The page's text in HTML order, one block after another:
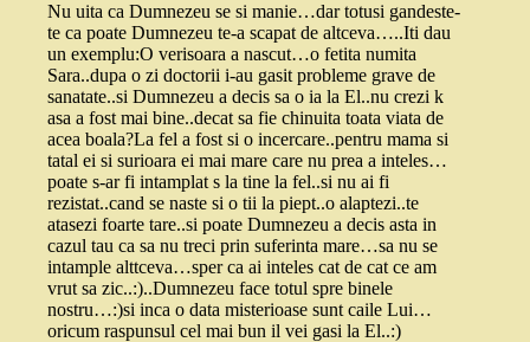
Nu uita ca Dumnezeu se si manie…dar totusi gandeste-
te ca poate Dumnezeu te-a scapat de altceva…..Iti dau
un exemplu:O verisoara a nascut…o fetita numita
Sara..dupa o zi doctorii i-au gasit probleme grave de
sanatate..si Dumnezeu a decis sa o ia la El..nu crezi k
asa a fost mai bine..decat sa fie chinuita toata viata de
acea boala?La fel a fost si o incercare..pentru mama si
tatal ei si surioara ei mai mare care nu prea a inteles…
poate s-ar fi intamplat s la tine la fel..si nu ai fi
rezistat..cand se naste si o tii la piept..o alaptezi..te
atasezi foarte tare..si poate Dumnezeu a decis asta in
cazul tau ca sa nu treci prin suferinta mare…sa nu se
intample alttceva…sper ca ai inteles cat de cat ce am
vrut sa zic..:)..Dumnezeu face totul spre binele
nostru…:)si inca o data misterioase sunt caile Lui…
oricum raspunsul cel mai bun il vei gasi la El..:)